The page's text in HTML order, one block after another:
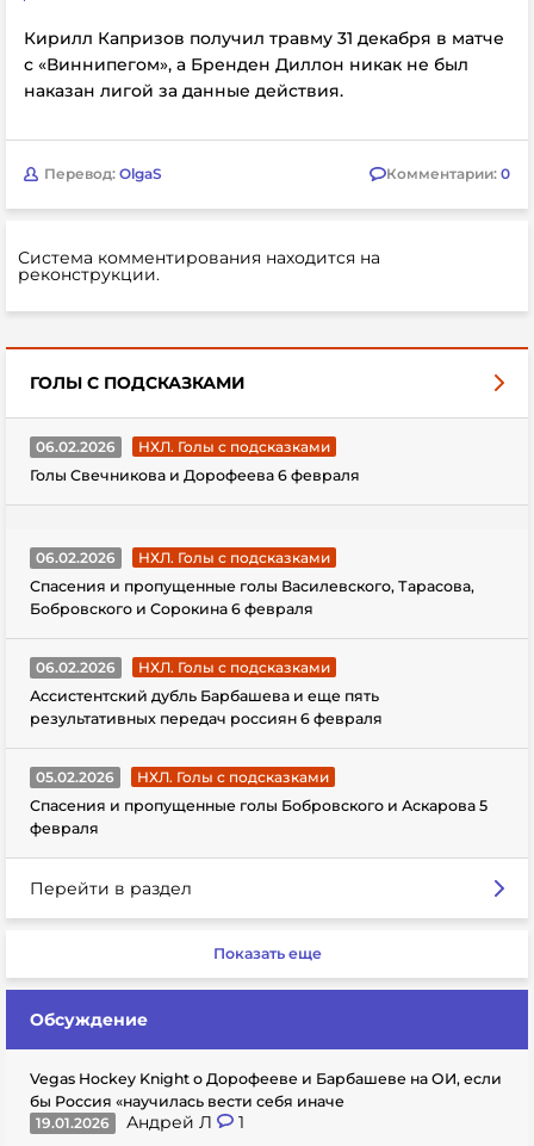
Кирилл Капризов получил травму 31 декабря в матче
с «Виннипегом», а Бренден Диллон никак не был
наказан лигой за данные действия.
Перевод: OlgaS Комментарии: 0
Система комментирования находится на
реконструкции.
ГОЛЫ С ПОДСКАЗКАМИ
06.02.2026
НХЛ. Голы с подсказками
Голы Свечникова и Дорофеева 6 февраля
06.02.2026
НХЛ. Голы с подсказками
Спасения и пропущенные голы Василевского, Тарасова,
Бобровского и Сорокина 6 февраля
06.02.2026
НХЛ. Голы с подсказками
Ассистентский дубль Барбашева и еще пять
результативных передач россиян 6 февраля
05.02.2026
НХЛ. Голы с подсказками
Спасения и пропущенные голы Бобровского и Аскарова 5
февраля
Перейти в раздел
Показать еще
Обсуждение
Vegas Hockey Knight о Дорофееве и Барбашеве на ОИ, если
бы Россия «научилась вести себя иначе
19.01.2026
Андрей Л 1